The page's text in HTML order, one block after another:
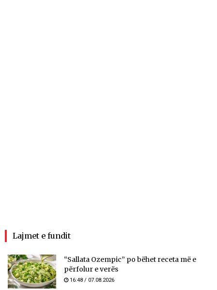
Lajmet e fundit
“Sallata Ozempic” po bëhet receta më e
përfolur e verës
16:48 / 07.08.2026